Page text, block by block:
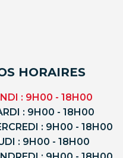
HORAIRES
: 9H00 - 18H00
: 9H00 - 18H00
: 9H00 - 18H00
: 9H00 - 18H00